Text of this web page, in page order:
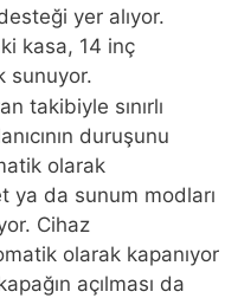
yer alıyor.
kasa, 14 inç
sunuyor.
takibiyle sınırlı
duruşunu
olarak
ya da sunum modları
Cihaz
olarak kapanıyor
açılması da